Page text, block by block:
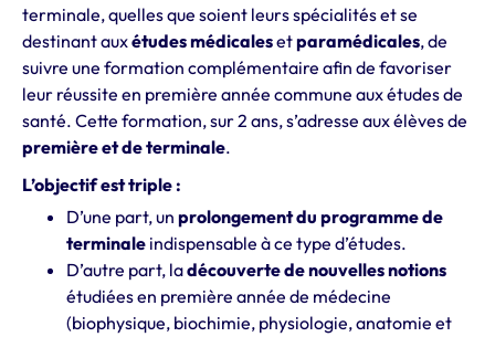
terminale, quelles que soient leurs spécialités et se
destinant auxétudes médicalesetparamédicales, de
suivre une formation complémentaire afin de favoriser
leur réussite en première année commune aux études de
santé. Cette formation, sur 2 ans, s’adresse aux élèves de
première et de terminale.
L’objectif est triple :
D’une part, un prolongement du programme de
terminale indispensable à ce type d’études.
D’autre part, ladécouverte de nouvelles notions
étudiées en première année de médecine
(biophysique, biochimie, physiologie, anatomie et